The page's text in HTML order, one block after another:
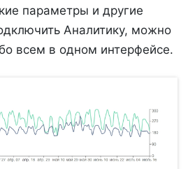
параметры и другие
Аналитику, можно
всем в одном интерфейсе.